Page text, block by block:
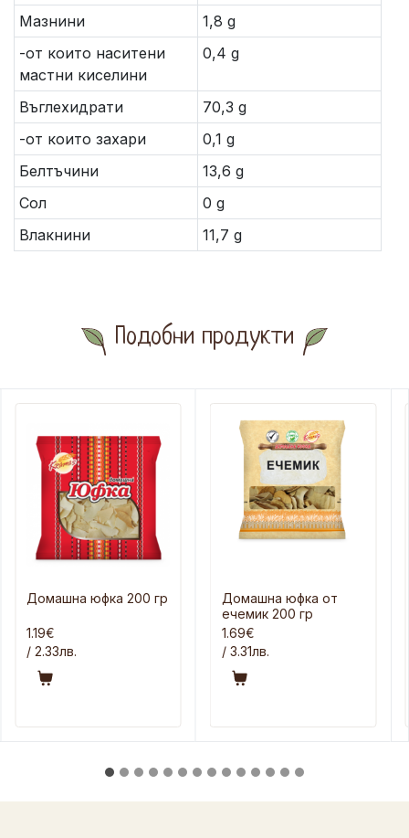
Мазнини
1,8 g
-от които наситени
мастни киселини
0,4 g
Въглехидрати
70,3 g
-от които захари
0,1 g
Белтъчини
13,6 g
Сол
0 g
Влакнини
11,7 g
Подобни продукти
Домашна юфка 200 гр
1.19€
/ 2.33лв.
Домашна юфка от
ечемик 200 гр
1.69€
/ 3.31лв.